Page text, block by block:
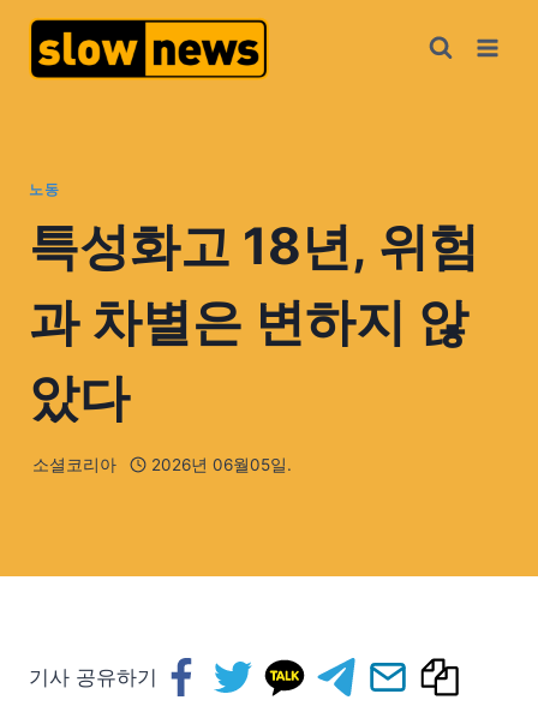
노동
특성화고 18년, 위험
과 차별은 변하지 않
았다
소셜코리아 2026년 06월05일.
기사 공유하기